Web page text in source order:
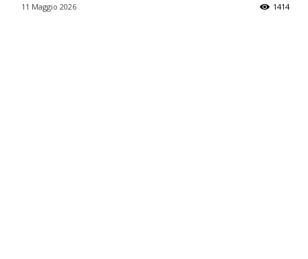
11 Maggio 2026 1414